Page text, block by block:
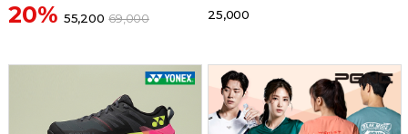
20% 55,200 69,000 25,000